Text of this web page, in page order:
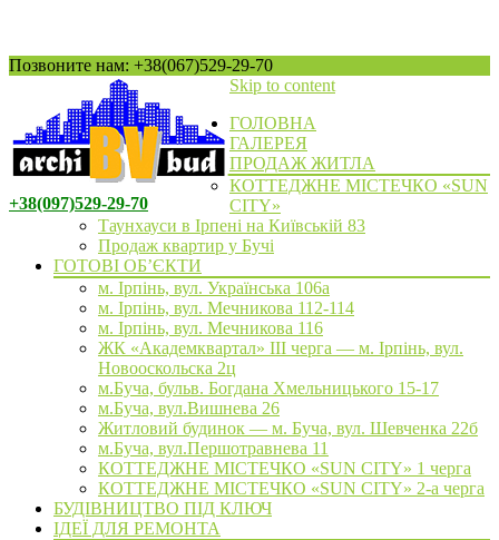
Позвоните нам: +38(067)529-29-70
+38(097)529-29-70
Skip to content
ГОЛОВНА
ГАЛЕРЕЯ
ПРОДАЖ ЖИТЛА
КОТТЕДЖНЕ МІСТЕЧКО «SUN
CITY»
Таунхауси в Ірпені на Київській 83
Продаж квартир у Бучі
ГОТОВІ ОБ’ЄКТИ
м. Ірпінь, вул. Українська 106а
м. Ірпінь, вул. Мечникова 112-114
м. Ірпінь, вул. Мечникова 116
ЖК «Академквартал» III черга — м. Ірпінь, вул.
Новооскольска 2ц
м.Буча, бульв. Богдана Хмельницького 15-17
м.Буча, вул.Вишнева 26
Житловий будинок — м. Буча, вул. Шевченка 22б
м.Буча, вул.Першотравнева 11
КОТТЕДЖНЕ МІСТЕЧКО «SUN CITY» 1 черга
КОТТЕДЖНЕ МІСТЕЧКО «SUN CITY» 2-а черга
БУДІВНИЦТВО ПІД КЛЮЧ
ІДЕЇ ДЛЯ РЕМОНТА